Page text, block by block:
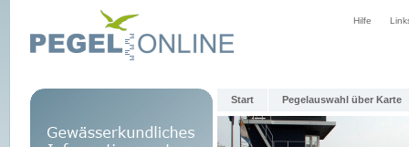
Hilfe
Start Pegelauswahl über Karte